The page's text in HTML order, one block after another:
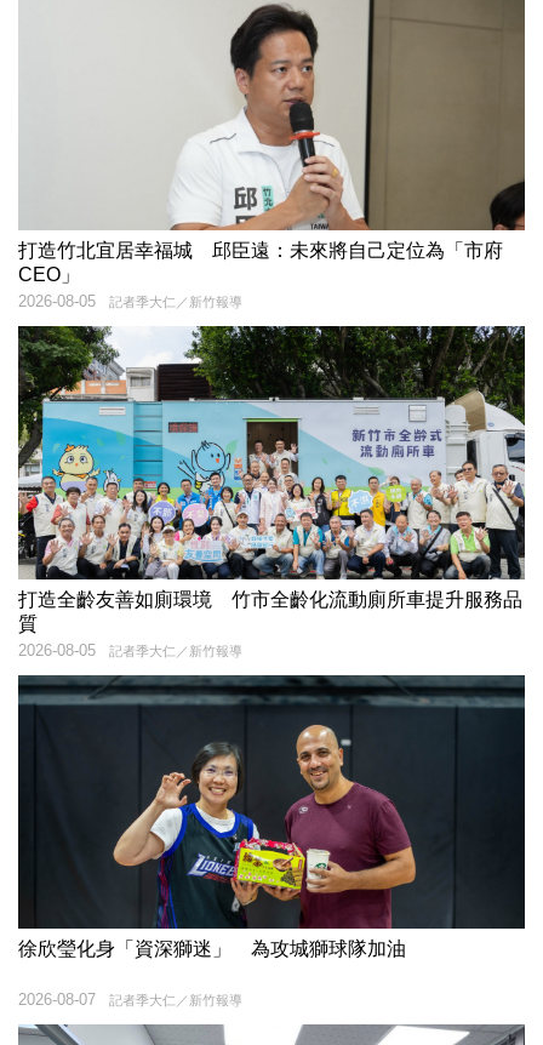
打造竹北宜居幸福城 邱臣遠：未來將自己定位為「市府
CEO」
記者季大仁／新竹報導
2026-08-05
打造全齡友善如廁環境 竹市全齡化流動廁所車提升服務品
質
記者季大仁／新竹報導
2026-08-05
徐欣瑩化身「資深獅迷」 為攻城獅球隊加油
記者季大仁／新竹報導
2026-08-07